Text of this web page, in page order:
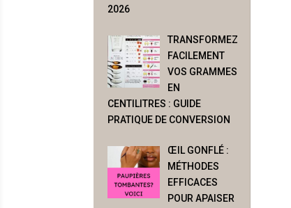
2026
TRANSFORMEZ
FACILEMENT
VOS GRAMMES
EN
CENTILITRES : GUIDE
PRATIQUE DE CONVERSION
ŒIL GONFLÉ :
MÉTHODES
EFFICACES
POUR APAISER